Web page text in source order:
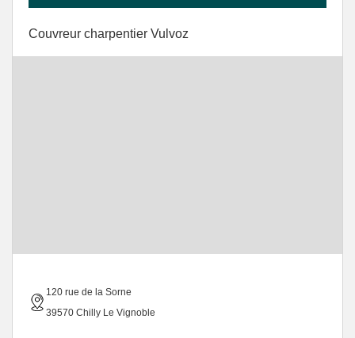
Couvreur charpentier Vulvoz
120 rue de la Sorne
39570 Chilly Le Vignoble